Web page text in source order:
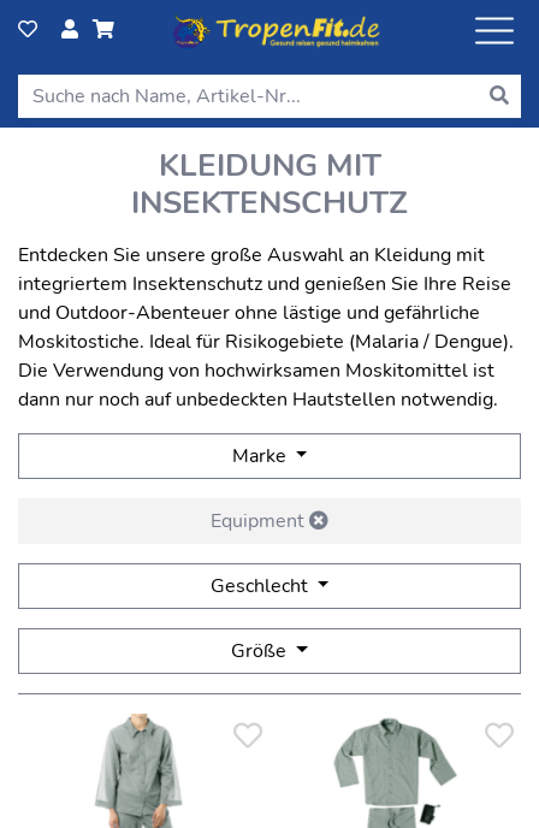
KLEIDUNG MIT
INSEKTENSCHUTZ
Entdecken Sie unsere große Auswahl an Kleidung mit
integriertem Insektenschutz und genießen Sie Ihre Reise
und Outdoor-Abenteuer ohne lästige und gefährliche
Moskitostiche. Ideal für Risikogebiete (Malaria / Dengue).
Die Verwendung von hochwirksamen Moskitomittel ist
dann nur noch auf unbedeckten Hautstellen notwendig.
Marke
Equipment
Geschlecht
Größe